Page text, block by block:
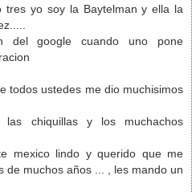
tres yo soy la Baytelman y ella la
del google cuando uno pone
todos ustedes me dio muchisimos
las chiquillas y los muchachos
mexico lindo y querido que me
de muchos años ... , les mando un